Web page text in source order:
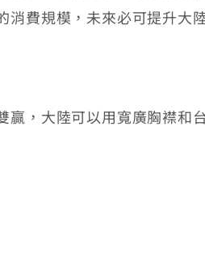
費規模，未來必可提升大
，大陸可以用寬廣胸襟和